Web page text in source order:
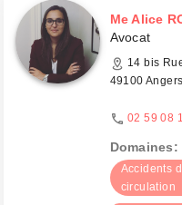
Me Alice
Avocat
14 bis
49100 Angers
02 59 08
Domaines:
Accidents
circulation